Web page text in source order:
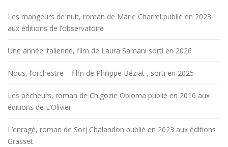
Les mangeurs de nuit, roman de Marie Charrel publié en 2023
aux éditions de l’observatoire
Une année italienne, film de Laura Samani sorti en 2026
Nous, l’orchestre – film de Philippe Béziat , sorti en 2025
Les pêcheurs, roman de Chigozie Obioma publié en 2016 aux
éditions de L’Olivier
L’enragé, roman de Sorj Chalandon publié en 2023 aux éditions
Grasset